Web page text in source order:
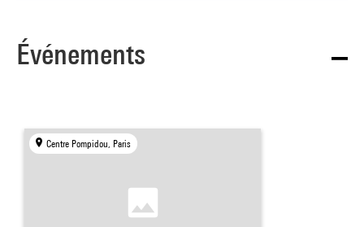
Événements
Centre Pompidou, Paris